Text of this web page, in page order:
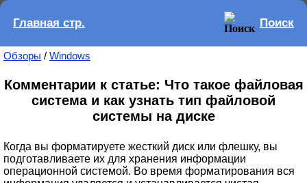
Главная стр. Поиск
Обзоры / Windows
Комментарии к статье: Что такое файловая
система и как узнать тип файловой
системы на диске
Когда вы форматируете жесткий диск или флешку, вы
подготавливаете их для хранения информации
операционной системой. Во время форматирования вся